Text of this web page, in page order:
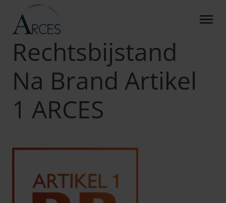
Skip to Main Content
RECHTSBIJSTAND NA
Arces Producten
Rechtsbijstand
Na Brand Artikel
1 ARCES